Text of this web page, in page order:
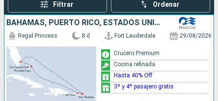
Filtrar Ordenar
BAHAMAS, PUERTO RICO, ESTADOS UNIDOS
Regal Princess 8 d Fort Lauderdale 29/08/2026
Crucero Premium
Cocina refinada
Hasta 40% Off
3º y 4º pasajero gratis